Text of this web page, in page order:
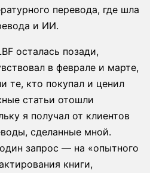
перевода, где шла
и ИИ.
осталась позади,
в феврале и марте,
те, кто покупал и ценил
статьи отошли
я получал от клиентов
сделанные мной.
запрос — на «опытного
книги,